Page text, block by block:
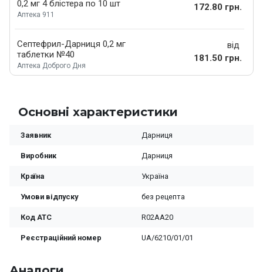
0,2 мг 4 блістера по 10 шт
Аптека 911
172.80 грн.
Септефрил-Дарниця 0,2 мг
таблетки №40
Аптека Доброго Дня
від
181.50 грн.
Основні характеристики
Заявник Дарниця
Виробник Дарниця
Країна Україна
Умови відпуску без рецепта
Код ATC R02AA20
Реєстраційний номер UA/6210/01/01